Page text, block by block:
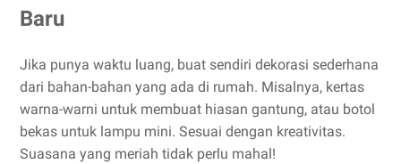
Baru
Jika punya waktu luang, buat sendiri dekorasi sederhana
dari bahan-bahan yang ada di rumah. Misalnya, kertas
warna-warni untuk membuat hiasan gantung, atau botol
bekas untuk lampu mini. Sesuai dengan kreativitas.
Suasana yang meriah tidak perlu mahal!